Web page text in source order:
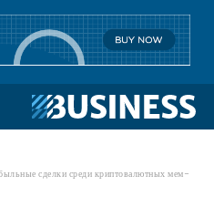
сделки среди криптовалютных мем-